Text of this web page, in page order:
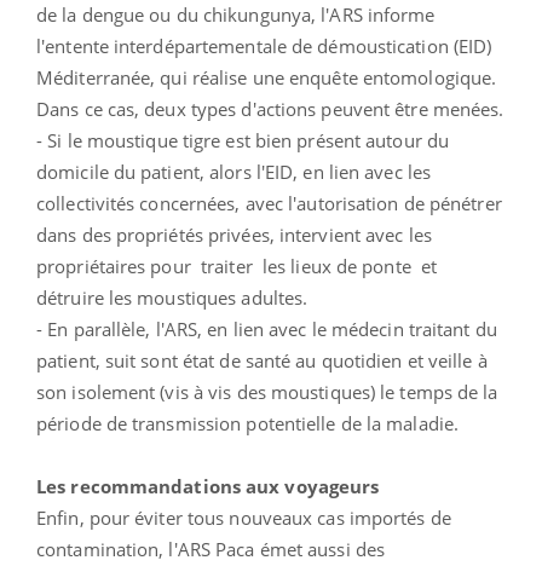
de la dengue ou du chikungunya, l'ARS informe
l'entente interdépartementale de démoustication (EID)
Méditerranée, qui réalise une enquête entomologique.
Dans ce cas, deux types d'actions peuvent être menées.
- Si le moustique tigre est bien présent autour du
domicile du patient, alors l'EID, en lien avec les
collectivités concernées, avec l'autorisation de pénétrer
dans des propriétés privées, intervient avec les
propriétaires pour traiter les lieux de ponte et
détruire les moustiques adultes.
- En parallèle, l'ARS, en lien avec le médecin traitant du
patient, suit sont état de santé au quotidien et veille à
son isolement (vis à vis des moustiques) le temps de la
période de transmission potentielle de la maladie.
Les recommandations aux voyageurs
Enfin, pour éviter tous nouveaux cas importés de
contamination, l'ARS Paca émet aussi des